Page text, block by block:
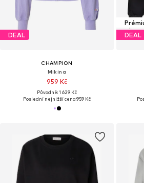
DEAL
CHAMPION
Mikina
959 Kč
Původně: 1 629 Kč
Poslední nejnižší cena:959 Kč
DEAL